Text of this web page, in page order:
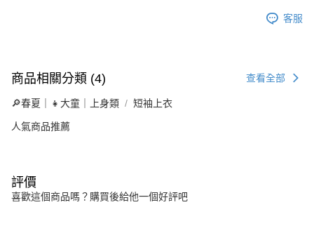
客服
商品相關分類 (4) 查看全部
🔎春夏｜👧大童｜上身類 短袖上衣
人氣商品推薦
評價
喜歡這個商品嗎？購買後給他一個好評吧